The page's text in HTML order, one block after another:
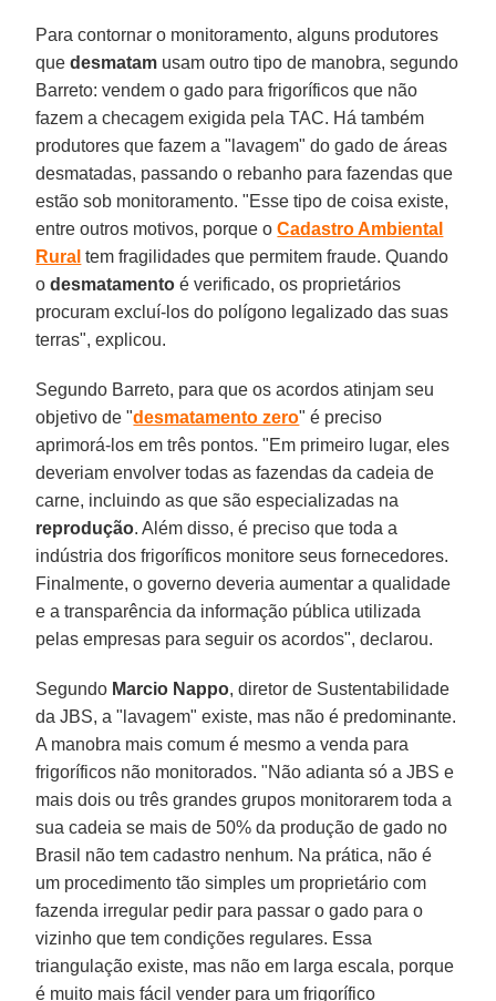
Para contornar o monitoramento, alguns produtores
quedesmatam usam outro tipo de manobra, segundo
Barreto: vendem o gado para frigoríficos que não
fazem a checagem exigida pela TAC. Há também
produtores que fazem a "lavagem" do gado de áreas
desmatadas, passando o rebanho para fazendas que
estão sob monitoramento. "Esse tipo de coisa existe,
entre outros motivos, porque oCadastro Ambiental
Rural tem fragilidades que permitem fraude. Quando
odesmatamento é verificado, os proprietários
procuram excluí-los do polígono legalizado das suas
terras", explicou.
Segundo Barreto, para que os acordos atinjam seu
objetivo de "desmatamento zero" é preciso
aprimorá-los em três pontos. "Em primeiro lugar, eles
deveriam envolver todas as fazendas da cadeia de
carne, incluindo as que são especializadas na
reprodução. Além disso, é preciso que toda a
indústria dos frigoríficos monitore seus fornecedores.
Finalmente, o governo deveria aumentar a qualidade
e a transparência da informação pública utilizada
pelas empresas para seguir os acordos", declarou.
Segundo Marcio Nappo, diretor de Sustentabilidade
da JBS, a "lavagem" existe, mas não é predominante.
A manobra mais comum é mesmo a venda para
frigoríficos não monitorados. "Não adianta só a JBS e
mais dois ou três grandes grupos monitorarem toda a
sua cadeia se mais de 50% da produção de gado no
Brasil não tem cadastro nenhum. Na prática, não é
um procedimento tão simples um proprietário com
fazenda irregular pedir para passar o gado para o
vizinho que tem condições regulares. Essa
triangulação existe, mas não em larga escala, porque
é muito mais fácil vender para um frigorífico